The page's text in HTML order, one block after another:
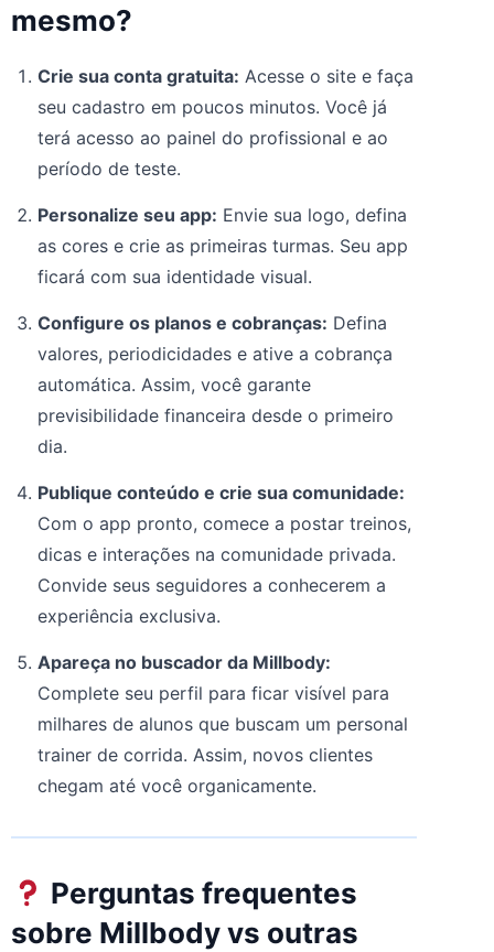
mesmo?
Crie sua conta gratuita: Acesse o site e faça
seu cadastro em poucos minutos. Você já
terá acesso ao painel do profissional e ao
período de teste.
Personalize seu app: Envie sua logo, defina
as cores e crie as primeiras turmas. Seu app
ficará com sua identidade visual.
Configure os planos e cobranças: Defina
valores, periodicidades e ative a cobrança
automática. Assim, você garante
previsibilidade financeira desde o primeiro
dia.
Publique conteúdo e crie sua comunidade:
Com o app pronto, comece a postar treinos,
dicas e interações na comunidade privada.
Convide seus seguidores a conhecerem a
experiência exclusiva.
Apareça no buscador da Millbody:
Complete seu perfil para ficar visível para
milhares de alunos que buscam um personal
trainer de corrida. Assim, novos clientes
chegam até você organicamente.
Perguntas frequentes
sobre Millbody vs outras